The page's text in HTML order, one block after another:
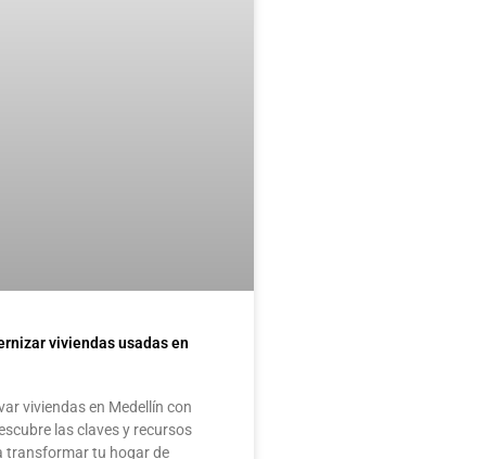
viviendas usadas en
viviendas en Medellín con
las claves y recursos
transformar tu hogar de